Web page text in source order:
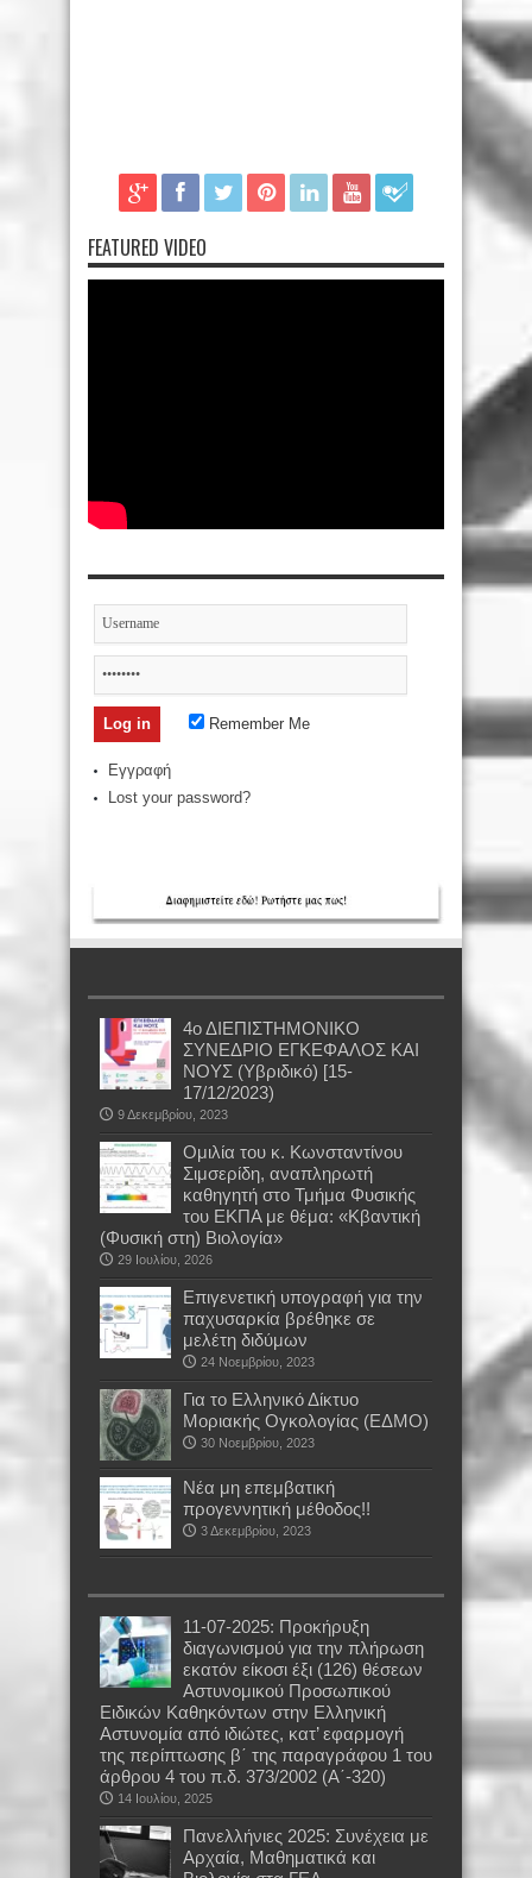
FEATURED VIDEO
Remember Me
Εγγραφή
Lost your password?
4ο ΔΙΕΠΙΣΤΗΜΟΝΙΚΟ
ΣΥΝΕΔΡΙΟ ΕΓΚΕΦΑΛΟΣ ΚΑΙ
ΝΟΥΣ (Υβριδικό) [15-
17/12/2023)
9 Δεκεμβρίου, 2023
Oμιλία του κ. Κωνσταντίνου
Σιμσερίδη, αναπληρωτή
καθηγητή στο Τμήμα Φυσικής
του ΕΚΠΑ με θέμα: «Κβαντική
(Φυσική στη) Βιολογία»
29 Ιουλίου, 2026
Επιγενετική υπογραφή για την
παχυσαρκία βρέθηκε σε
μελέτη διδύμων
24 Νοεμβρίου, 2023
Για το Ελληνικό Δίκτυο
Μοριακής Ογκολογίας (ΕΔΜΟ)
30 Νοεμβρίου, 2023
Νέα μη επεμβατική
προγεννητική μέθοδος!!
3 Δεκεμβρίου, 2023
11-07-2025: Προκήρυξη
διαγωνισμού για την πλήρωση
εκατόν είκοσι έξι (126) θέσεων
Αστυνομικού Προσωπικού
Ειδικών Καθηκόντων στην Ελληνική
Αστυνομία από ιδιώτες, κατ’ εφαρμογή
της περίπτωσης β΄ της παραγράφου 1 του
άρθρου 4 του π.δ. 373/2002 (Α΄-320)
14 Ιουλίου, 2025
Πανελλήνιες 2025: Συνέχεια με
Αρχαία, Μαθηματικά και